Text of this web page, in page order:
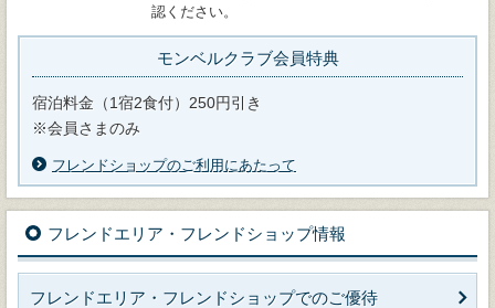
認ください。
モンベルクラブ会員特典
宿泊料金（1宿2食付）250円引き
※会員さまのみ
フレンドショップのご利用にあたって
フレンドエリア・フレンドショップ情報
フレンドエリア・フレンドショップでのご優待